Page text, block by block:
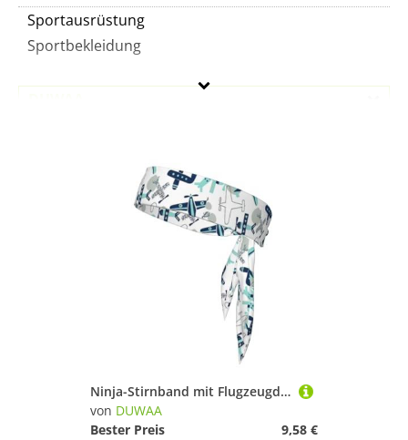
Sportausrüstung
Sportbekleidung
Ninja-Stirnband mit Flugzeugdruck, verstellbar, feuchtigkeitsableitend, kühlendes Stirnband
von DUWAA
Bester Preis
9,58 €